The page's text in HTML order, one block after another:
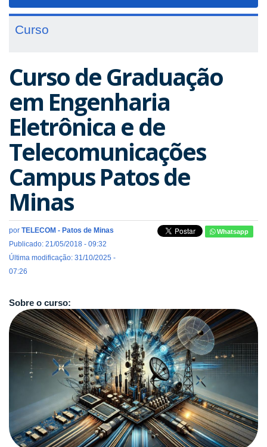
Curso
Curso de Graduação
em Engenharia
Eletrônica e de
Telecomunicações
Campus Patos de
Minas
por TELECOM - Patos de Minas
Publicado: 21/05/2018 - 09:32
Última modificação: 31/10/2025 -
07:26
Whatsapp
Sobre o curso: